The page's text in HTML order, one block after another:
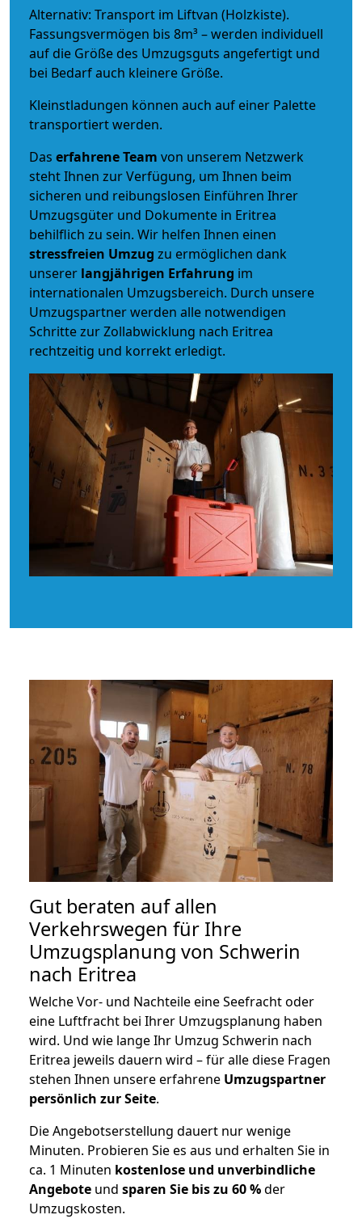
Alternativ: Transport im Liftvan (Holzkiste).
Fassungsvermögen bis 8m³ – werden individuell
auf die Größe des Umzugsguts angefertigt und
bei Bedarf auch kleinere Größe.
Kleinstladungen können auch auf einer Palette
transportiert werden.
Das erfahrene Team von unserem Netzwerk
steht Ihnen zur Verfügung, um Ihnen beim
sicheren und reibungslosen Einführen Ihrer
Umzugsgüter und Dokumente in Eritrea
behilflich zu sein. Wir helfen Ihnen einen
stressfreien Umzug zu ermöglichen dank
unserer langjährigen Erfahrung im
internationalen Umzugsbereich. Durch unsere
Umzugspartner werden alle notwendigen
Schritte zur Zollabwicklung nach Eritrea
rechtzeitig und korrekt erledigt.
Gut beraten auf allen
Verkehrswegen für Ihre
Umzugsplanung von Schwerin
nach Eritrea
Welche Vor- und Nachteile eine Seefracht oder
eine Luftfracht bei Ihrer Umzugsplanung haben
wird. Und wie lange Ihr Umzug Schwerin nach
Eritrea jeweils dauern wird – für alle diese Fragen
stehen Ihnen unsere erfahrene Umzugspartner
persönlich zur Seite.
Die Angebotserstellung dauert nur wenige
Minuten. Probieren Sie es aus und erhalten Sie in
ca. 1 Minuten kostenlose und unverbindliche
Angebote und sparen Sie bis zu 60 %der
Umzugskosten.